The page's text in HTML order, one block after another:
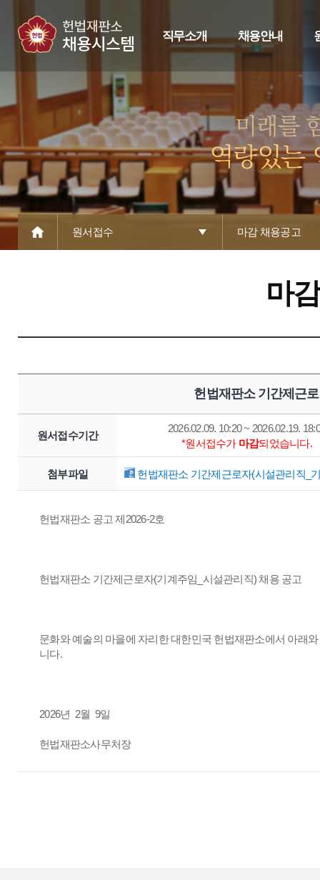
직무소개 채용안내
원서접수 마감 채용공고
마
헌법재판소 기간제근
원서접수기간
2026.02.09. 10:20 ~ 2026.02.19.
*원서접수가 마감되었습니다.
첨부파일 헌법재판소 기간제근로자(시설관리직_
헌법재판소 공고 제2026-2호
헌법재판소 기간제근로자(기계주임_시설관리직) 채용 공고
문화와 예술의 마을에 자리한 대한민국 헌법재판소에서 아래
니다.
2026년 2월 9일
헌법재판소사무처장